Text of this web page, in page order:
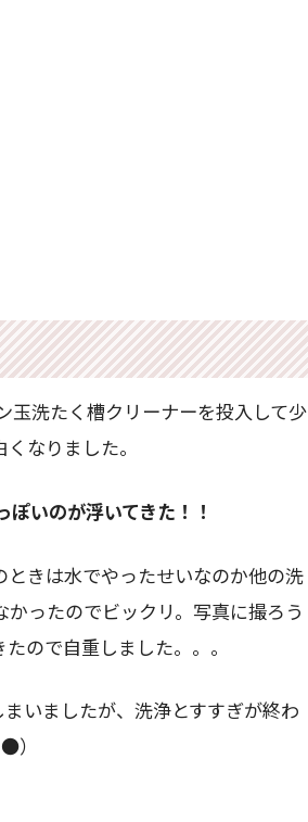
玉洗たく槽クリーナーを投入して少
なりました。
ぽいのが浮いてきた！！
きは水でやったせいなのか他の洗
ったのでビックリ。写真に撮ろう
ので自重しました。。。
いましたが、洗浄とすすぎが終わ
）